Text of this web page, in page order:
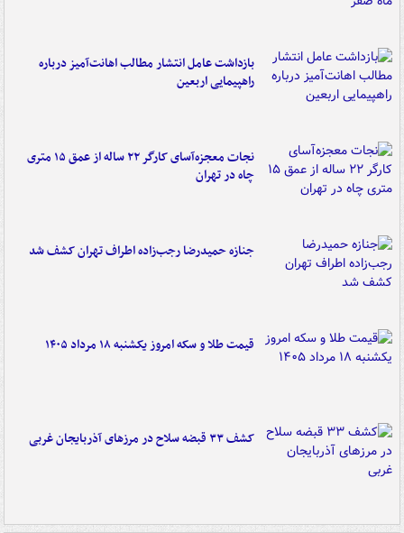
بازداشت عامل انتشار مطالب اهانت‌آمیز درباره
راهپیمایی اربعین
نجات معجزه‌آسای کارگر ۲۲ ساله از عمق ۱۵ متری
چاه در تهران
جنازه حمیدرضا رجب‌زاده اطراف تهران کشف شد
قیمت طلا و سکه امروز یکشنبه ۱۸ مرداد ۱۴۰۵
کشف ۳۳ قبضه سلاح در مرزهای آذربایجان غربی